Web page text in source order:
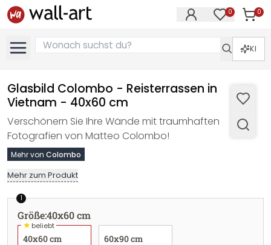
0 0
KI
Glasbild Colombo - Reisterrassen in
Vietnam - 40x60 cm
Verschönern Sie Ihre Wände mit traumhaften
Fotografien von Matteo Colombo!
Mehr von Colombo
Mehr zum Produkt
1
Größe:40x60 cm
★beliebt
40x60 cm 60x90 cm